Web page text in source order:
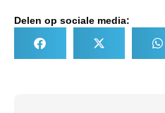
Delen op sociale media: